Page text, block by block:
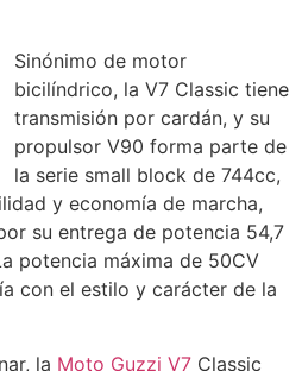
Sinónimo de motor
bicilíndrico, la V7 Classic tiene
transmisión por cardán, y su
propulsor V90 forma parte de
la serie small block de 744cc,
y economía de marcha,
su entrega de potencia 54,7
potencia máxima de 50CV
con el estilo y carácter de la
la Moto Guzzi V7 Classic